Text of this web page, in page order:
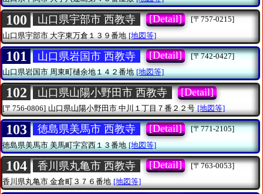
100 山口県宇部市 西教寺 [Detail]
[〒757-0215]
山口県宇部市 大字東万倉１３９番地 [地図等]
101 山口県岩国市 西教寺 [Detail]
[〒742-0427]
山口県岩国市周東町樋余地１４２番地 [地図等]
102 山口県山陽小野田市 西教寺 [Detail]
[〒756-0806] 山口県山陽小野田市中川１丁目７番２２号 [地図等]
103 徳島県美馬市 西教寺 [Detail]
[〒771-2105]
徳島県美馬市美馬町字宮西１３番地 [地図等]
104 香川県丸亀市 西教寺 [Detail]
[〒763-0053]
香川県丸亀市金倉町３７６番地 [地図等]